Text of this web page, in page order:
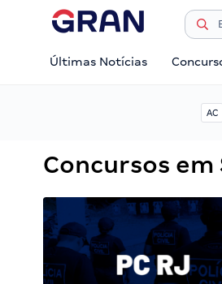
Últimas Notícias
AC
Concursos em